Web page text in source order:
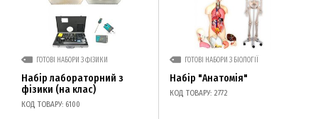
ГОТОВІ НАБОРИ З ФІЗИКИ
Набір лабораторний з
фізики (на клас)
КОД ТОВАРУ: 6100
ГОТОВІ НАБОРИ З БІОЛОГІЇ
Набір "Анатомія"
КОД ТОВАРУ: 2772